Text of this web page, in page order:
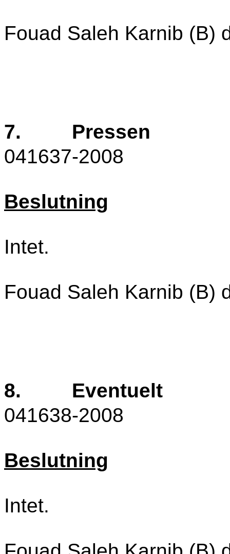
Fouad Saleh Karnib (B)
7.
Pressen
041637-2008
Beslutning
Intet.
Fouad Saleh Karnib (B)
8.
Eventuelt
041638-2008
Beslutning
Intet.